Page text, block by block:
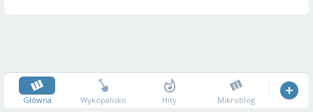
Główna Wykopalisko Hity Mikroblog